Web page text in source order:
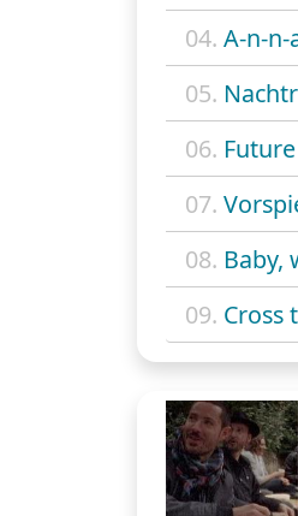
04. A-n-n-
05.
06.
07.
08. Baby,
09. Cross